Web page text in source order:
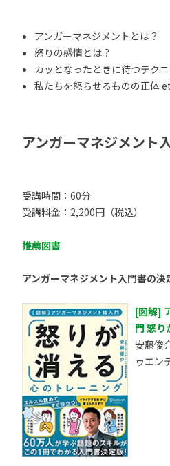
アンガーマネジメントとは？
怒りの感情とは？
カッとなったときに待つテク
私たちを怒らせるものの正体
アンガーマネジメント
受講時間：60分
受講料金：2,200円（税込）
推薦図書
アンガーマネジメント入門書の決
[図解]
門 怒り
安藤俊
ゥエン